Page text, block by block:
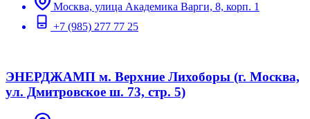
Москва, улица Академика Варги, 8, корп. 1
+7 (985) 277 77 25
ЭНЕРДЖАМП м. Верхние Лихоборы (г. Москва,
ул. Дмитровское ш. 73, стр. 5)